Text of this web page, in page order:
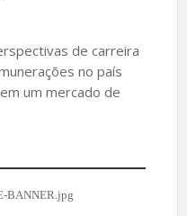
de carreira
no país
um mercado de